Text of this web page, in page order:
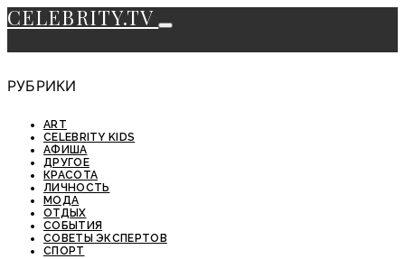
CELEBRITY.TV
РУБРИКИ
ART
CELEBRITY KIDS
АФИША
ДРУГОЕ
КРАСОТА
ЛИЧНОСТЬ
МОДА
ОТДЫХ
СОБЫТИЯ
СОВЕТЫ ЭКСПЕРТОВ
СПОРТ